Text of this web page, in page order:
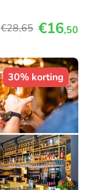
€28,65 €16,50
30% korting